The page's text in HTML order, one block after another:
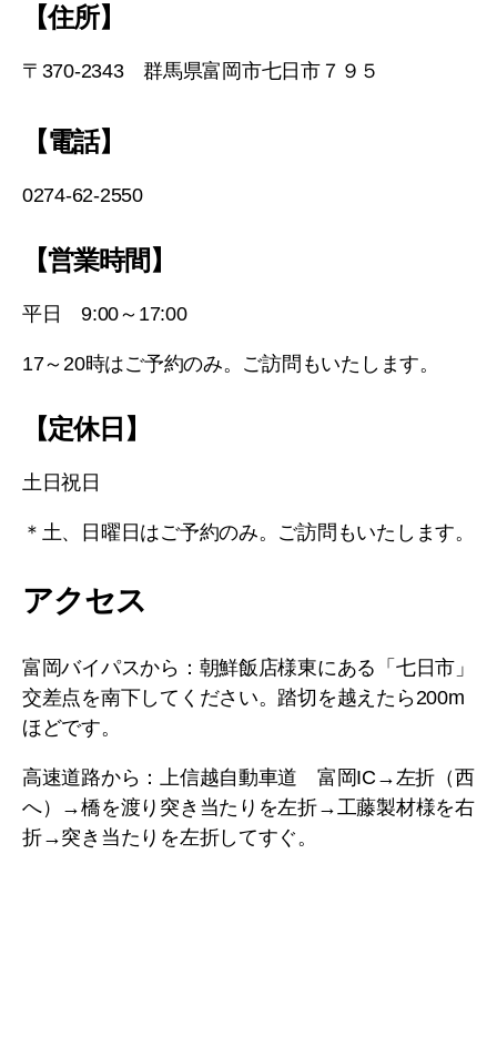
【住所】
〒370-2343 群馬県富岡市七日市７９５
【電話】
0274-62-2550
【営業時間】
平日 9:00～17:00
17～20時はご予約のみ。ご訪問もいたします。
【定休日】
土日祝日
＊土、日曜日はご予約のみ。ご訪問もいたします。
アクセス
富岡バイパスから：朝鮮飯店様東にある「七日市」
交差点を南下してください。踏切を越えたら200m
ほどです。
高速道路から：上信越自動車道 富岡IC→左折（西
へ）→橋を渡り突き当たりを左折→工藤製材様を右
折→突き当たりを左折してすぐ。